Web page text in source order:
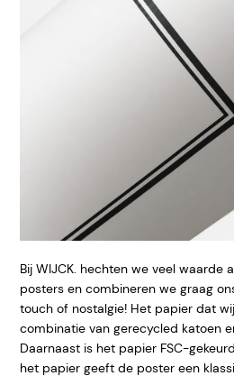
Bij WIJCK. hechten we veel waarde
posters en combineren we graag
touch of nostalgie! Het papier dat
combinatie van gerecycled katoen
Daarnaast is het papier FSC-
het papier geeft de poster een